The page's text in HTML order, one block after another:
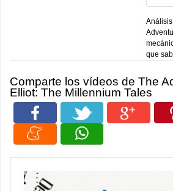
que
Comparte los vídeos de The
Elliot: The Millennium Tales